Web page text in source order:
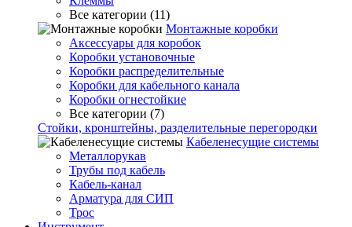
Все категории (11)
Монтажные коробки
Аксессуары для коробок
Коробки установочные
Коробки распределительные
Коробки для кабельного канала
Коробки огнестойкие
Все категории (7)
Стойки, кронштейны, разделительные перегородки
Кабеленесущие системы
Металлорукав
Трубы под кабель
Кабель-канал
Арматура для СИП
Трос